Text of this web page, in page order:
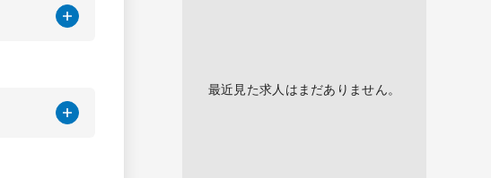
最近見た求人はまだありません。